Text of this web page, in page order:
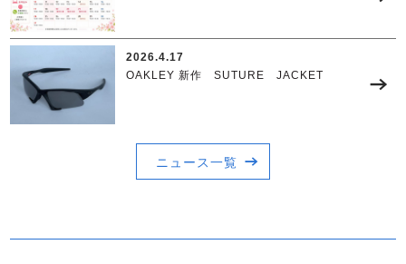
2026.4.17
OAKLEY 新作 SUTURE JACKET
ニュース一覧